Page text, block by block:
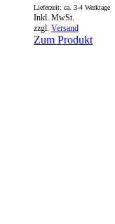
Inkl. MwSt.
zzgl. Versand
Lieferzeit: ca. 3-4 Werktage
Zum Produkt